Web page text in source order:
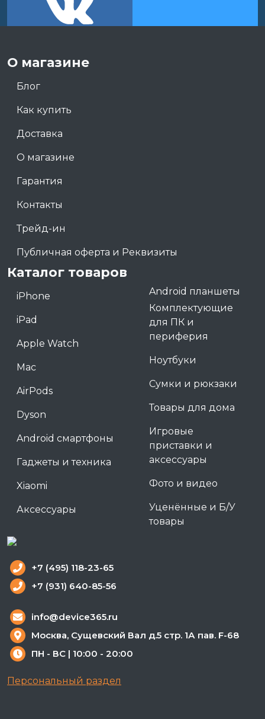
О магазине
Блог
Как купить
Доставка
О магазине
Гарантия
Контакты
Трейд-ин
Публичная оферта и Реквизиты
Каталог товаров
iPhone
iPad
Apple Watch
Mac
AirPods
Dyson
Android смартфоны
Гаджеты и техника
Xiaomi
Аксессуары
Android планшеты
Комплектующие
для ПК и
периферия
Ноутбуки
Сумки и рюкзаки
Товары для дома
Игровые
приставки и
аксессуары
Фото и видео
Уценённые и Б/У
товары
+7 (495) 118-23-65
+7 (931) 640-85-56
info@device365.ru
Москва, Сущевский Вал д.5 стр. 1А пав. F-68
ПН - ВС | 10:00 - 20:00
Персональный раздел